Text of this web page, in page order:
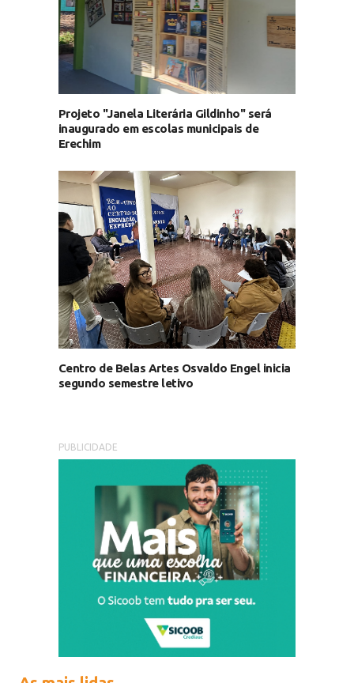
Projeto "Janela Literária Gildinho" será
inaugurado em escolas municipais de
Erechim
Centro de Belas Artes Osvaldo Engel inicia
segundo semestre letivo
PUBLICIDADE